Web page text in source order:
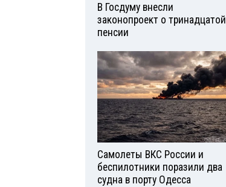
В Госдуму внесли
законопроект о тринадцатой
пенсии
Самолеты ВКС России и
беспилотники поразили два
судна в порту Одесса